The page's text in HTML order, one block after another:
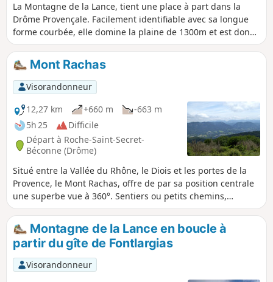
La Montagne de la Lance, tient une place à part dans la
Drôme Provençale. Facilement identifiable avec sa longue
forme courbée, elle domine la plaine de 1300m et est donc
visible d'assez loin.Un vaste panorama s'offre à nous
lorsqu'on arrive à la cime en suivant la crête. Pour cause de
présence de chiens de protection de troupeaux (patous), la
randonnée interdite aux randonneurs pendant la période
d'estive, du 20 Mai au 31 Octobre.
Mont Rachas
Visorandonneur
12,27 km
+660 m
-663 m
5h 25
Difficile
Départ à Roche-Saint-Secret-
Béconne (Drôme)
Situé entre la Vallée du Rhône, le Diois et les portes de la
Provence, le Mont Rachas, offre de par sa position centrale
une superbe vue à 360°. Sentiers ou petits chemins,
alternant montées et replats permettent une ascension
relativement aisée. Retour agrémenté par un petit détour à
la Tour d'Alençon, vestige du XIIe siècle.
Montagne de la Lance en boucle à
partir du gîte de Fontlargias
Visorandonneur